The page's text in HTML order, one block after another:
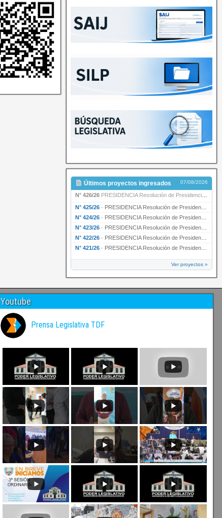
Últimos proyectos ingresados 07/08/2026
N° 426/26 PRESIDENCIA Resolución de Presidencia N° 216/26 declarando de interés provincial la labor …
N° 425/26 · PRESIDENCIA Resolución de Presidencia N° 212/26 declarando de interés provincial el “50° A…
N° 424/26 · PRESIDENCIA Resolución de Presidencia Nº 210/26 declarando de interés provincial el proyec…
N° 423/26 · PRESIDENCIA Resolución de Presidencia Nº 209/26 declarando de interés provincial la presen…
N° 422/26 · PRESIDENCIA Resolución de Presidencia N° 200/26 para su ratificación.
N° 421/26 · PRESIDENCIA Resolución de Presidencia N° 199/26 para su ratificación.
Ver proyectos »
Youtube
Prensa Legislativa TDF